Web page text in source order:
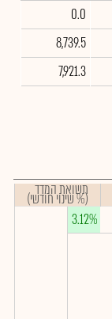
0.0
8,739.5
7,921.3
תשואת המדד
(% שינוי חודשי)
3.12%